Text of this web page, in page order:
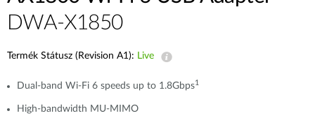
DWA-X1850
Termék Státusz (Revision A1): Live
Dual-band Wi-Fi 6 speeds up to 1.8Gbps1
High-bandwidth MU-MIMO